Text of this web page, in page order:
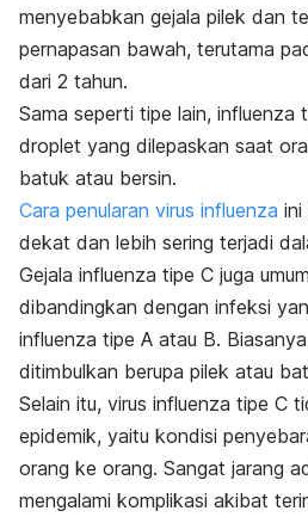
menyebabkan gejala pilek dan
pernapasan bawah, terutama
dari 2 tahun.
Sama seperti tipe lain, influenza
droplet yang dilepaskan saat
batuk atau bersin.
Cara penularan virus influenza ini
dekat dan lebih sering terjadi
Gejala influenza tipe C juga
dibandingkan dengan infeksi
influenza tipe A atau B.
ditimbulkan berupa pilek atau
Selain itu, virus influenza tipe C
epidemik, yaitu kondisi
orang ke orang. Sangat jarang
mengalami komplikasi akibat